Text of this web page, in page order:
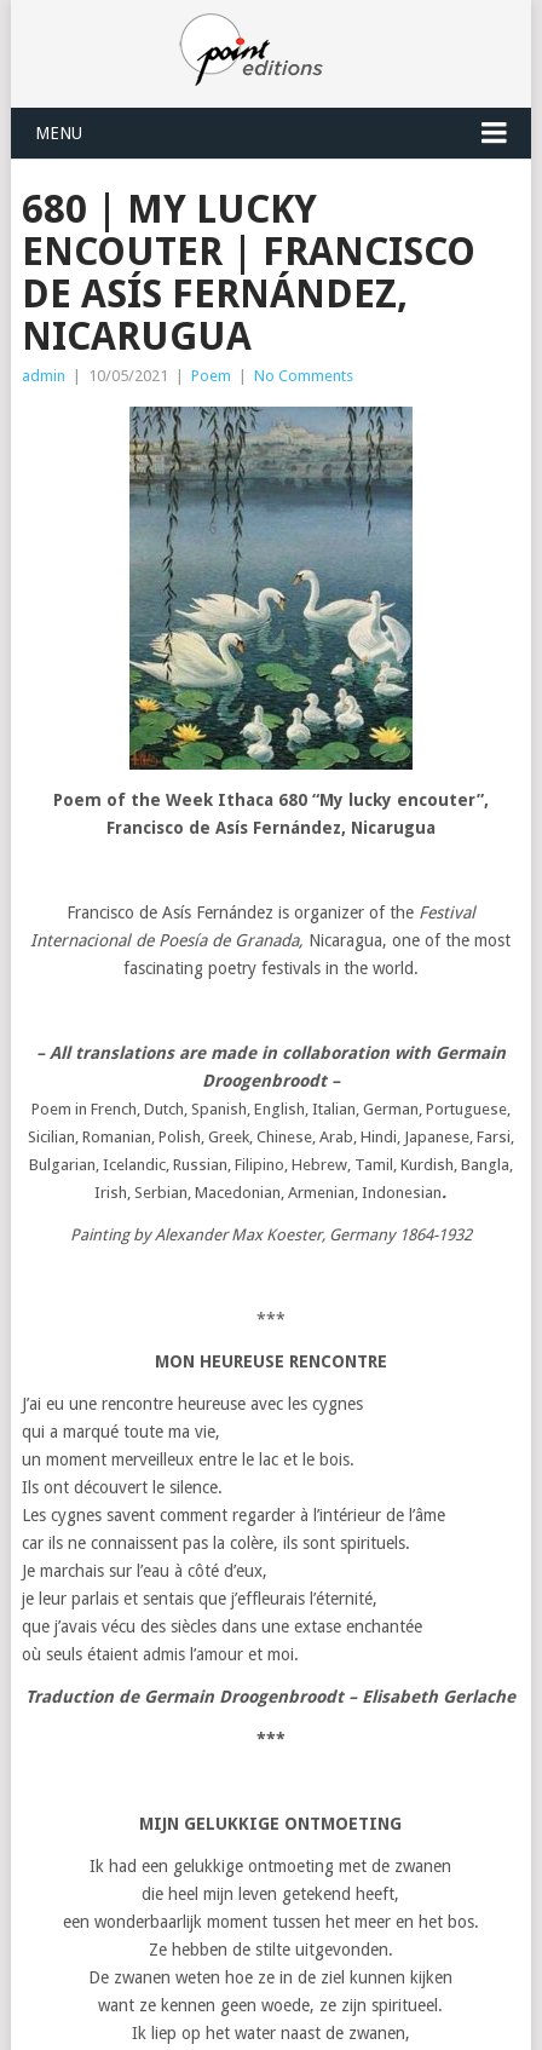
MENU
680 | MY LUCKY
ENCOUTER | FRANCISCO
DE ASÍS FERNÁNDEZ,
NICARUGUA
admin 10/05/2021 Poem No Comments
Poem of the Week Ithaca 680 “My lucky encouter”,
Francisco de Asís Fernández, Nicarugua
Francisco de Asís Fernández is organizer of the Festival
Internacional de Poesía de Granada, Nicaragua, one of the most
fascinating poetry festivals in the world.
– All translations are made in collaboration with Germain
Droogenbroodt –
Poem in French, Dutch, Spanish, English, Italian, German, Portuguese,
Sicilian, Romanian, Polish, Greek, Chinese, Arab, Hindi, Japanese, Farsi,
Bulgarian, Icelandic, Russian, Filipino, Hebrew, Tamil, Kurdish, Bangla,
Irish, Serbian, Macedonian, Armenian, Indonesian.
Painting by Alexander Max Koester, Germany 1864-1932
***
MON HEUREUSE RENCONTRE
J’ai eu une rencontre heureuse avec les cygnes
qui a marqué toute ma vie,
un moment merveilleux entre le lac et le bois.
Ils ont découvert le silence.
Les cygnes savent comment regarder à l’intérieur de l’âme
car ils ne connaissent pas la colère, ils sont spirituels.
Je marchais sur l’eau à côté d’eux,
je leur parlais et sentais que j’effleurais l’éternité,
que j’avais vécu des siècles dans une extase enchantée
où seuls étaient admis l’amour et moi.
Traduction de Germain Droogenbroodt – Elisabeth Gerlache
***
MIJN GELUKKIGE ONTMOETING
Ik had een gelukkige ontmoeting met de zwanen
die heel mijn leven getekend heeft,
een wonderbaarlijk moment tussen het meer en het bos.
Ze hebben de stilte uitgevonden.
De zwanen weten hoe ze in de ziel kunnen kijken
want ze kennen geen woede, ze zijn spiritueel.
Ik liep op het water naast de zwanen,